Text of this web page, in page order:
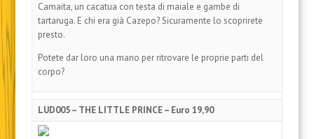
Camaita, un cacatua con testa di maiale e gambe di
tartaruga. E chi era già Cazepo? Sicuramente lo scoprirete
presto.
Potete dar loro una mano per ritrovare le proprie parti del
corpo?
LUD005 – THE LITTLE PRINCE – Euro 19,90